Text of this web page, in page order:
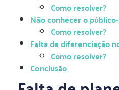
Como resolver?
Não conhecer o
Como resolver?
Falta de diferenciação
Como resolver?
Conclusão